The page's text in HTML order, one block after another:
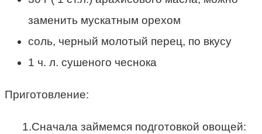
заменить мускатным орехом
соль, черный молотый перец, по вкусу
1 ч. л. сушеного чеснока
Приготовление:
1.Сначала займемся подготовкой овощей: